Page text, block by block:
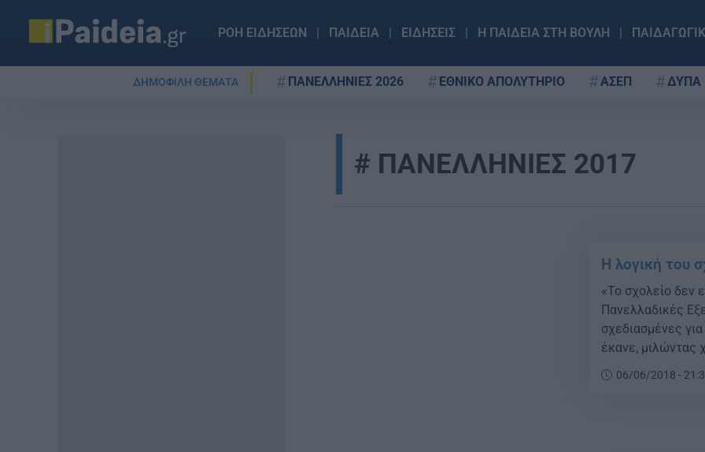
ΡΟΗ ΕΙΔΗΣΕΩΝ ΠΑΙΔΕΙΑ ΕΙΔΗΣΕΙΣ Η ΠΑΙΔΕΙΑ ΣΤΗ ΒΟΥΛΗ
ΔΗΜΟΦΙΛΗ ΘΕΜΑΤΑ ΠΑΝΕΛΛΗΝΙΕΣ 2026 ΕΘΝΙΚΟ ΑΠΟΛΥΤΗΡΙΟ ΑΣΕΠ ΔΥΠΑ
ΠΑΝΕΛΛΗΝΙΕΣ 2017
Η λογική του
«Το σχολείο δεν
Πανελλαδικές
σχεδιασμένες
έκανε, μιλώντας
Στράτος
Πανελλαδικών
06/06/2018 -